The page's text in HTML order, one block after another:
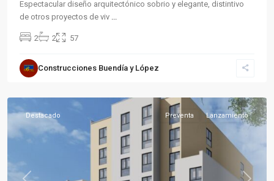
Espectacular diseño arquitectónico sobrio y elegante, distintivo
de otros proyectos de viv ...
2 2 57
Construcciones Buendía y López
Sector
Occidente,
Destacado Preventa Lanzamiento